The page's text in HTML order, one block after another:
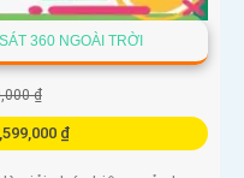
360 NGOÀI TRỜI
₫
₫